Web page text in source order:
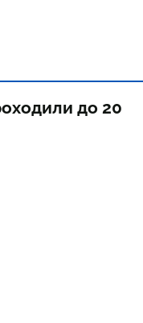
до 20